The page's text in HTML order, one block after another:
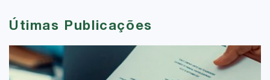
Útimas Publicações